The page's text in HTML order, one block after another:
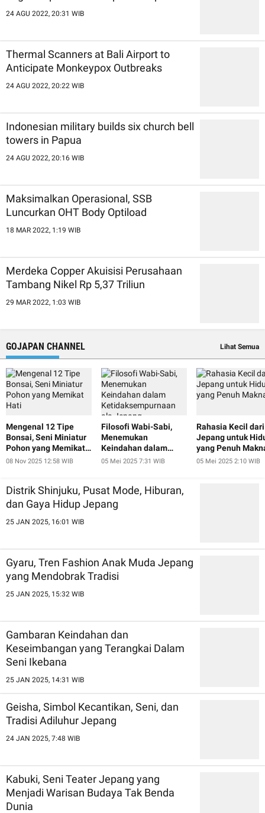
24 AGU 2022, 20:31 WIB
Thermal Scanners at Bali Airport to
Anticipate Monkeypox Outbreaks
24 AGU 2022, 20:22 WIB
Indonesian military builds six church bell
towers in Papua
24 AGU 2022, 20:16 WIB
Maksimalkan Operasional, SSB
Luncurkan OHT Body Optiload
18 MAR 2022, 1:19 WIB
Merdeka Copper Akuisisi Perusahaan
Tambang Nikel Rp 5,37 Triliun
29 MAR 2022, 1:03 WIB
GOJAPAN CHANNEL Lihat Semua
Mengenal 12 Tipe
Bonsai, Seni Miniatur
Pohon yang Memikat
Hati
08 Nov 2025 12:58 WIB
Filosofi Wabi-Sabi,
Menemukan
Keindahan dalam
Ketidaksempurnaan
05 Mei 2025 7:31 WIB
Rahasia Kecil dari
Jepang untuk
yang Penuh
05 Mei 2025 2:10 WIB
Distrik Shinjuku, Pusat Mode, Hiburan,
dan Gaya Hidup Jepang
25 JAN 2025, 16:01 WIB
Gyaru, Tren Fashion Anak Muda Jepang
yang Mendobrak Tradisi
25 JAN 2025, 15:32 WIB
Gambaran Keindahan dan
Keseimbangan yang Terangkai Dalam
Seni Ikebana
25 JAN 2025, 14:31 WIB
Geisha, Simbol Kecantikan, Seni, dan
Tradisi Adiluhur Jepang
24 JAN 2025, 7:48 WIB
Kabuki, Seni Teater Jepang yang
Menjadi Warisan Budaya Tak Benda
Dunia